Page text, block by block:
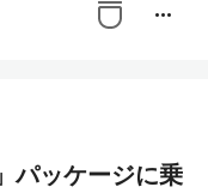
more_horiz
パッケージに乗